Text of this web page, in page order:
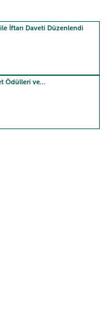
İftarı Daveti Düzenlendi
Ödülleri ve…